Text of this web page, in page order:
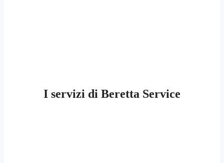
I servizi di Beretta Service